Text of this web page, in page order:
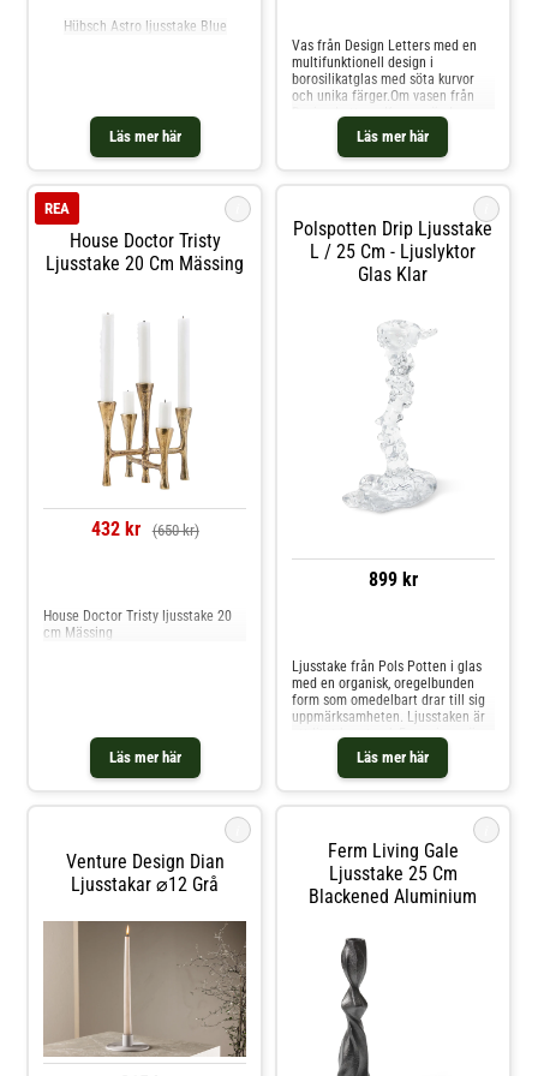
Läs mer här
Hübsch Astro ljusstake Blue
Läs mer här
Vas från Design Letters med en
multifunktionell design i
borosilikatglas med söta kurvor
och unika färger.Om vasen från
både som vas och som
ljushållare.- Tillverkad i
borosilikatglas.- Finns i flera
Ljusstakar & Ljuslyktor hos Royal
Design.
House Doctor Tristy
Ljusstake 20 Cm Mässing
REA
432 kr (650 kr)
Läs mer här
House Doctor Tristy ljusstake 20
cm Mässing
Polspotten Drip Ljusstake
L / 25 Cm - Ljuslyktor
Glas Klar
899 kr
Läs mer här
Ljusstake från Pols Potten i glas
med en organisk, oregelbunden
form som omedelbart drar till sig
uppmärksamheten. Ljusstaken är
ett litet konstverk.Formgivare är
Pascal Smelik.Om ljusstaken från
Pols Potten- Finns i flera
storlekar.- Formgivare är Pascal
glaset. Släck ljuset i god tid, detta
förhindrar att glaset går sönder.
Shoppa Ljuslyktor och mer
Ljusstakar & Ljuslyktor hos Royal
Design.
Venture Design Dian
Ljusstakar ⌀12 Grå
Ferm Living Gale
Ljusstake 25 Cm
Blackened Aluminium